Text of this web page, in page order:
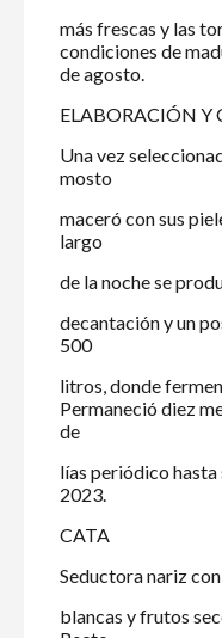
más frescas y las
condiciones de
de agosto.
ELABORACIÓN Y
Una vez
mosto
maceró con sus
largo
de la noche se
decantación y un
500
litros, donde
Permaneció diez
de
lías periódico
2023.
CATA
Seductora nariz
blancas y frutos